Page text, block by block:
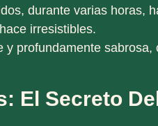
durante varias horas,
irresistibles.
profundamente sabrosa,
El Secreto